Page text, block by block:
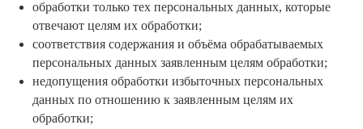
обработки только тех персональных данных, которые
отвечают целям их обработки;
соответствия содержания и объёма обрабатываемых
персональных данных заявленным целям обработки;
недопущения обработки избыточных персональных
данных по отношению к заявленным целям их
обработки;